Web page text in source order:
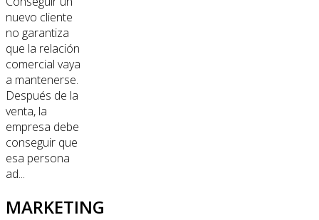
nuevo cliente
no garantiza
que la relación
comercial vaya
a mantenerse.
Después de la
venta, la
empresa debe
conseguir que
esa persona
ad...
MARKETING